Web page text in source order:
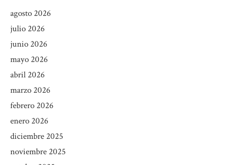
agosto 2026
julio 2026
junio 2026
mayo 2026
abril 2026
marzo 2026
febrero 2026
enero 2026
diciembre 2025
noviembre 2025